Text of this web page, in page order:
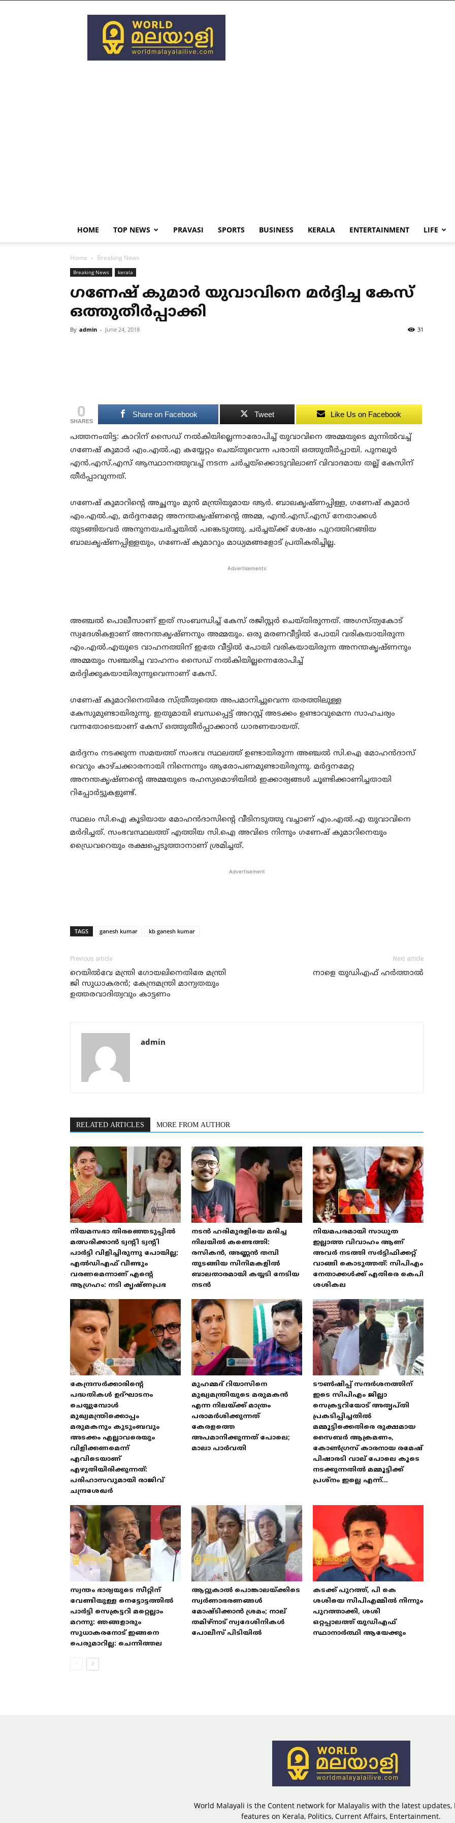
World
Malayali
Live
HOME TOP NEWS PRAVASI SPORTS BUSINESS KERALA ENTERTAINMENT LIFE
Home Breaking News
Breaking News kerala
ഗണേഷ് കുമാര്‍ യുവാവിനെ മര്‍ദ്ദിച്ച കേസ്
ഒത്തുതീര്‍പ്പാക്കി
By admin - June 24, 2018 31
0
SHARES
Share on Facebook Tweet Like Us on Facebook
പത്തനംതിട്ട: കാറിന് സൈഡ് നല്‍കിയില്ലെന്നാരോപിച്ച് യുവാവിനെ അമ്മയുടെ മുന്നില്‍വച്ച്
ഗണേഷ് കുമാര്‍ എം.എല്‍.എ കയ്യേറ്റം ചെയ്തുവെന്ന പരാതി ഒത്തുതീര്‍പ്പായി. പുനലൂര്‍
എന്‍.എസ്.എസ് ആസ്ഥാനത്തുവച്ച് നടന്ന ചര്‍ച്ചയ്ക്കൊടുവിലാണ് വിവാദമായ തല്ല് കേസിന്
തീര്‍പ്പാവുന്നത്.
ഗണേഷ് കുമാറിന്റെ അച്ഛനും മുന്‍ മന്ത്രിയുമായ ആര്‍. ബാലകൃഷ്ണപ്പിള്ള, ഗണേഷ് കുമാര്‍
എം.എല്‍.എ, മര്‍ദ്ദനമേറ്റ അനന്തകൃഷ്ണന്റെ അമ്മ, എന്‍.എസ്.എസ് നേതാക്കള്‍
തുടങ്ങിയവര്‍ അനുനയചര്‍ച്ചയില്‍ പങ്കെടുത്തു. ചര്‍ച്ചയ്ക്ക് ശേഷം പുറത്തിറങ്ങിയ
ബാലകൃഷ്ണപ്പിള്ളയും, ഗണേഷ് കുമാറും മാധ്യമങ്ങളോട് പ്രതികരിച്ചില്ല.
Advertisements
അഞ്ചല്‍ പൊലീസാണ് ഇത് സംബന്ധിച്ച് കേസ് രജിസ്റ്റര്‍ ചെയ്തിരുന്നത്. അഗസ്ത്യകോട്
സ്വദേശികളാണ് അനന്തകൃഷ്ണനും അമ്മയും. ഒരു മരണവീട്ടില്‍ പോയി വരികയായിരുന്ന
എം.എല്‍.എയുടെ വാഹനത്തിന് ഇതേ വീട്ടില്‍ പോയി വരികയായിരുന്ന അനന്തകൃഷ്ണനും
അമ്മയും സഞ്ചരിച്ച വാഹനം സൈഡ് നല്‍കിയില്ലന്നെരോപിച്ച്
മര്‍ദ്ദിക്കുകയായിരുന്നുവെന്നാണ് കേസ്.
ഗണേഷ് കുമാറിനെതിരേ സ്ത്രീത്വത്തെ അപമാനിച്ചുവെന്ന തരത്തിലുള്ള
കേസുമുണ്ടായിരുന്നു. ഇതുമായി ബന്ധപ്പെട്ട് അറസ്റ്റ് അടക്കം ഉണ്ടാവുമെന്ന സാഹചര്യം
വന്നതോടെയാണ് കേസ് ഒത്തുതീര്‍പ്പാക്കാന്‍ ധാരണയായത്.
മര്‍ദ്ദനം നടക്കുന്ന സമയത്ത് സംഭവ സ്ഥലത്ത് ഉണ്ടായിരുന്ന അഞ്ചല്‍ സി.ഐ മോഹന്‍ദാസ്
വെറും കാഴ്ചക്കാരനായി നിന്നെന്നും ആരോപണമുണ്ടായിരുന്നു. മര്‍ദ്ദനമേറ്റ
അനന്തകൃഷ്ണന്റെ അമ്മയുടെ രഹസ്യമൊഴിയില്‍ ഇക്കാര്യങ്ങള്‍ ചൂണ്ടിക്കാണിച്ചതായി
റിപ്പോര്‍ട്ടുകളുണ്ട്.
സ്ഥലം സി.ഐ കൂടിയായ മോഹന്‍ദാസിന്റെ വീടിനടുത്തു വച്ചാണ് എം.എല്‍.എ യുവാവിനെ
മര്‍ദിച്ചത്. സംഭവസ്ഥലത്ത് എത്തിയ സി.ഐ അവിടെ നിന്നും ഗണേഷ് കുമാറിനെയും
ഡ്രൈവറെയും രക്ഷപ്പെടുത്താനാണ് ശ്രമിച്ചത്.
Advertisement
TAGS ganesh kumar kb ganesh kumar
Previous article
റെയില്‍വേ മന്ത്രി ഗോയലിനെതിരേ മന്ത്രി
ജി സുധാകരന്‍; കേന്ദ്രമന്ത്രി മാന്യതയും
ഉത്തരവാദിത്വവും കാട്ടണം
Next article
നാളെ യുഡിഎഫ് ഹര്‍ത്താല്‍
admin
RELATED ARTICLES MORE FROM AUTHOR
നിയമസഭാ തിരഞ്ഞെടുപ്പിൽ
മത്സരിക്കാൻ ട്വന്റി ട്വന്റി
പാർട്ടി വിളിച്ചിരുന്നു പോയില്ല;
എൽഡിഎഫ് വീണ്ടും
വരണമെന്നാണ് എന്റെ
ആഗ്രഹം: നടി കൃഷ്ണപ്രഭ
നടൻ ഹരിമുരളിയെ മരിച്ച
നിലയിൽ കണ്ടെത്തി:
രസികൻ, അണ്ണൻ തമ്പി
തുടങ്ങിയ സിനിമകളിൽ
ബാലതാരമായി കയ്യടി നേടിയ
നടൻ
നിയമപരമായി സാധുത
ഇല്ലാത്ത വിവാഹം ആണ്
അവർ നടത്തി സർട്ടിഫിക്കറ്റ്
വാങ്ങി കൊടുത്തത്: സിപിഎം
നേതാക്കൾക്ക് എതിരെ കെപി
ശശികല
കേന്ദ്രസർക്കാരിന്റെ
പദ്ധതികൾ ഉദ്ഘാടനം
ചെയ്യുമ്പോൾ
മുഖ്യമന്ത്രിക്കൊപ്പം
മരുമകനും കുടുംബവും
അടക്കം എല്ലാവരെയും
വിളിക്കണമെന്ന്
എവിടെയാണ്
എഴുതിയിരിക്കുന്നത്:
പരിഹാസവുമായി രാജിവ്
ചന്ദ്രശേഖർ
മുഹമ്മദ് റിയാസിനെ
മുഖ്യമന്ത്രിയുടെ മരുമകൻ
എന്ന നിലയ്ക്ക് മാത്രം
പരാമർശിക്കുന്നത്
കേരളത്തെ
അപമാനിക്കുന്നത് പോലെ;
മാലാ പാർവതി
ടൗൺഷിപ്പ് സന്ദർശനത്തിന്
ഇടെ സിപിഎം ജില്ലാ
സെക്രട്ടറിയോട് അതൃപ്തി
പ്രകടിപ്പിച്ചതിൽ
മമ്മൂട്ടിക്കെതിരെ രുക്ഷമായ
സൈബർ ആക്രമണം,
കോൺഗ്രസ് കാരനായ രമേഷ്
പിഷാരടി വാല് പോലെ കൂടെ
നടക്കുന്നതിൽ മമ്മൂട്ടിക്ക്
പ്രശ്‌നം ഇല്ലെ എന്ന്...
സ്വന്തം ഭാര്യയുടെ സീറ്റിന്
വേണ്ടിയുള്ള നെട്ടോട്ടത്തിൽ
പാർട്ടി സെക്രട്ടറി മറ്റെല്ലാം
മറന്നു: ഞങ്ങളാരും
സുധാകരനോട് ഇങ്ങനെ
പെരുമാറില്ല: ചെന്നിത്തല
ആറ്റുകാൽ പൊങ്കാലയ്ക്കിടെ
സ്വർണാഭരണങ്ങൾ
മോഷ്ടിക്കാൻ ശ്രമം; നാല്
തമിഴ്‌നാട് സ്വദേശിനികൾ
പോലീസ് പിടിയിൽ
കടക്ക് പുറത്ത്, പി കെ
ശശിയെ സിപിഎമ്മിൽ നിന്നും
പുറത്താക്കി, ശശി
ഒറ്റപ്പാലത്ത് യുഡിഎഫ്
സ്ഥാനാർത്ഥി ആയേക്കും
World Malayali is the Content network for Malayalis with the latest updates,
features on Kerala, Politics, Current Affairs, Entertainment.